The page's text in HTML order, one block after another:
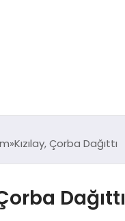
Kızılay, Çorba Dağıttı
Dağıttı